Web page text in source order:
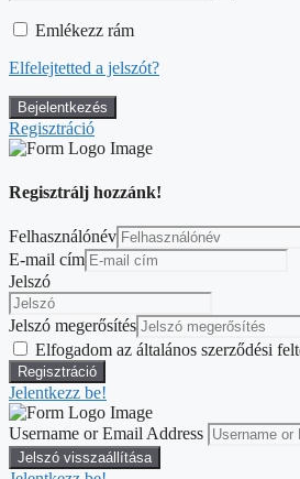
Emlékezz rám
Elfelejtetted a jelszót?
Regisztráció
Regisztrálj hozzánk!
Felhasználónév
E-mail cím
Jelszó
Jelszó megerősítés
Elfogadom az általános szerződési
Jelentkezz be!
Username or Email Address